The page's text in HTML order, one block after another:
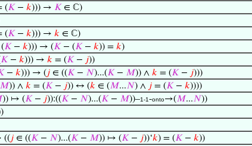
(𝐾 − 𝑘))) → 𝐾 ∈ ℂ)
(𝐾 − 𝑘))) → 𝑘 ∈ ℂ)
𝐾 − 𝑘))) → (𝐾 − (𝐾 − 𝑘)) = 𝑘)
𝐾 − 𝑘))) → 𝑘 = (𝐾 − 𝑗))
− 𝑘))) → (𝑗 ∈ ((𝐾 − 𝑁)...(𝐾 − 𝑀)) ∧ 𝑘 = (𝐾 − 𝑗)))
𝑀)) ∧ 𝑘 = (𝐾 − 𝑗)) ↔ (𝑘 ∈ (𝑀...𝑁) ∧ 𝑗 = (𝐾 − 𝑘))))
)) ↦ (𝐾 − 𝑗)):((𝐾 − 𝑁)...(𝐾 − 𝑀))–1-1-onto→(𝑀...𝑁))
((𝑗 ∈ ((𝐾 − 𝑁)...(𝐾 − 𝑀)) ↦ (𝐾 − 𝑗))‘𝑘) = (𝐾 − 𝑘))